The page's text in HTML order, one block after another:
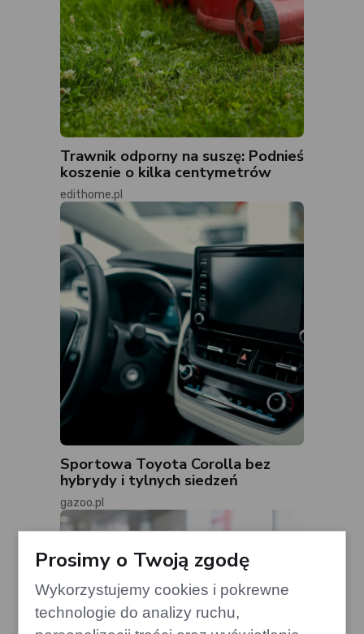
Trawnik odporny na suszę: Podnieś
koszenie o kilka centymetrów
edithome.pl
Sportowa Toyota Corolla bez
hybrydy i tylnych siedzeń
gazoo.pl
Prosimy o Twoją zgodę
Wykorzystujemy cookies i pokrewne
technologie do analizy ruchu,